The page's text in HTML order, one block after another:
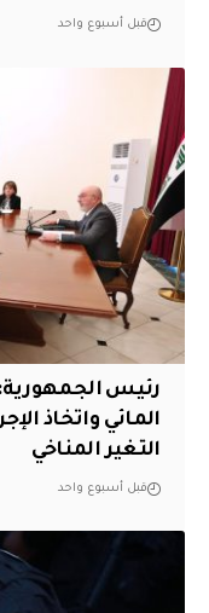
قبل أسبوع واحد
رئيس
المائي واتخاذ
التغير المناخي
قبل أسبوع واحد